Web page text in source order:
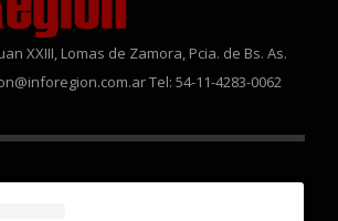
XXIII, Lomas de Zamora, Pcia. de Bs. As.
Tel: 54-11-4283-0062